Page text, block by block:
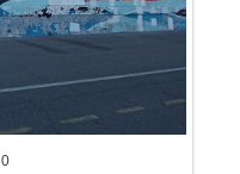
1159x869
0